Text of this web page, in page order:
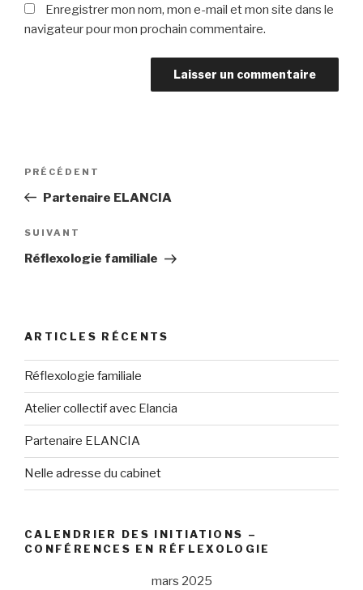
Enregistrer mon nom, mon e-mail et mon site dans le
navigateur pour mon prochain commentaire.
Navigation
l’article
Article
précédent
PRÉCÉDENT
Partenaire ELANCIA
Article
suivant
SUIVANT
Réflexologie familiale
ARTICLES RÉCENTS
Réflexologie familiale
Atelier collectif avec Elancia
Partenaire ELANCIA
Nelle adresse du cabinet
CALENDRIER DES INITIATIONS –
CONFÉRENCES EN RÉFLEXOLOGIE
mars 2025